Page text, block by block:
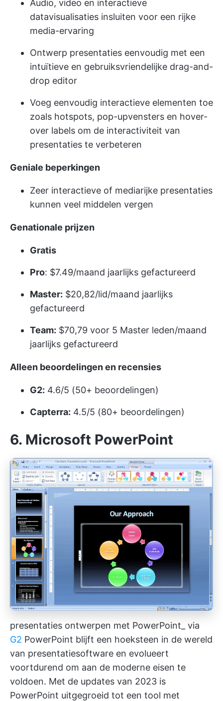
Audio, video en interactieve
datavisualisaties insluiten voor een rijke
media-ervaring
Ontwerp presentaties eenvoudig met een
intuïtieve en gebruiksvriendelijke drag-and-
drop editor
Voeg eenvoudig interactieve elementen toe
zoals hotspots, pop-upvensters en hover-
over labels om de interactiviteit van
presentaties te verbeteren
Geniale beperkingen
Zeer interactieve of mediarijke presentaties
kunnen veel middelen vergen
Genationale prijzen
Gratis
Pro: $7.49/maand jaarlijks gefactureerd
Master: $20,82/lid/maand jaarlijks
gefactureerd
Team: $70,79 voor 5 Master leden/maand
jaarlijks gefactureerd
Alleen beoordelingen en recensies
G2: 4.6/5 (50+ beoordelingen)
Capterra: 4.5/5 (80+ beoordelingen)
6. Microsoft PowerPoint
presentaties ontwerpen met PowerPoint_ via
G2 PowerPoint blijft een hoeksteen in de wereld
van presentatiesoftware en evolueert
voortdurend om aan de moderne eisen te
voldoen. Met de updates van 2023 is
PowerPoint uitgegroeid tot een tool met